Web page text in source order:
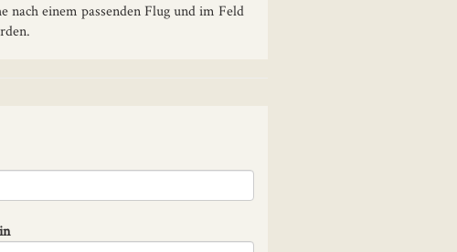
einem passenden Flug und im Feld